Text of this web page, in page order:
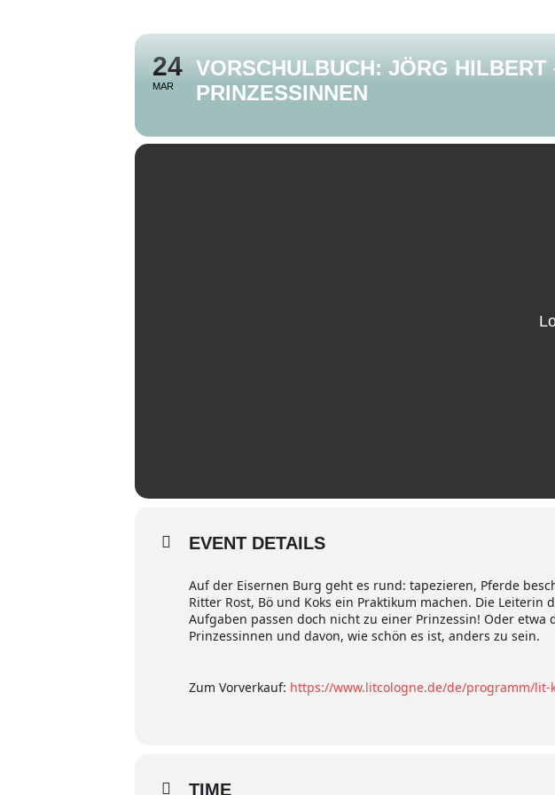
24
MAR
VORSCHULBUCH: JÖRG
PRINZESSINNEN
EVENT DETAILS
Auf der Eisernen Burg geht es rund: tapezieren, Pferde
Ritter Rost, Bö und Koks ein Praktikum machen. Die
Aufgaben passen doch nicht zu einer Prinzessin! Oder etwa
Prinzessinnen und davon, wie schön es ist, anders zu sein.
Zum Vorverkauf: https://www.litcologne.de/de/programm/
TIME